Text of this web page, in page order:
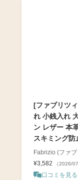
[ファブリツ
れ 小銭入れ
ン レザー 本
スキミング防
Fabrizio (ファ
¥3,582
（2026/
口コミを見る